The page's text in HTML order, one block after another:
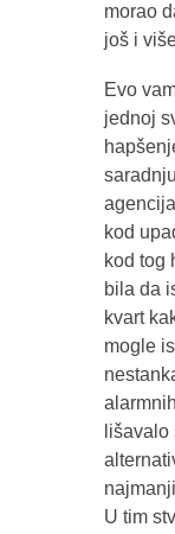
morao
još i
Evo
jednoj
kod
kod tog
bila da
kvart
mogle
U tim